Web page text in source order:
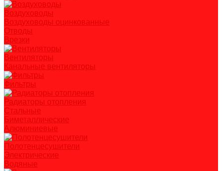
Воздуховоды
Воздуховоды оцинкованные
Отводы
Врезки
Вентиляторы
Канальные вентиляторы
Фильтры
Радиаторы отопления
Стальные
Биметаллические
Алюминиевые
Полотенцесушители
Электрические
Водяные